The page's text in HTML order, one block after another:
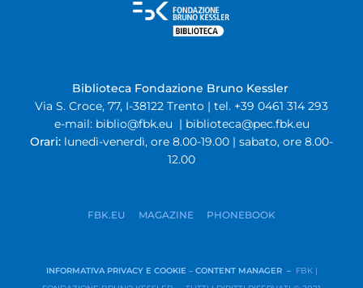
Biblioteca Fondazione Bruno Kessler
Via S. Croce, 77, I-38122 Trento | tel. +39 0461 314 293
e-mail: biblio@fbk.eu | biblioteca@pec.fbk.eu
Orari: lunedì-venerdì, ore 8.00-19.00 | sabato, ore 8.00-
12.00
FBK.EU MAGAZINE PHONEBOOK
INFORMATIVA PRIVACY E COOKIE – CONTENT MANAGER – FBK |